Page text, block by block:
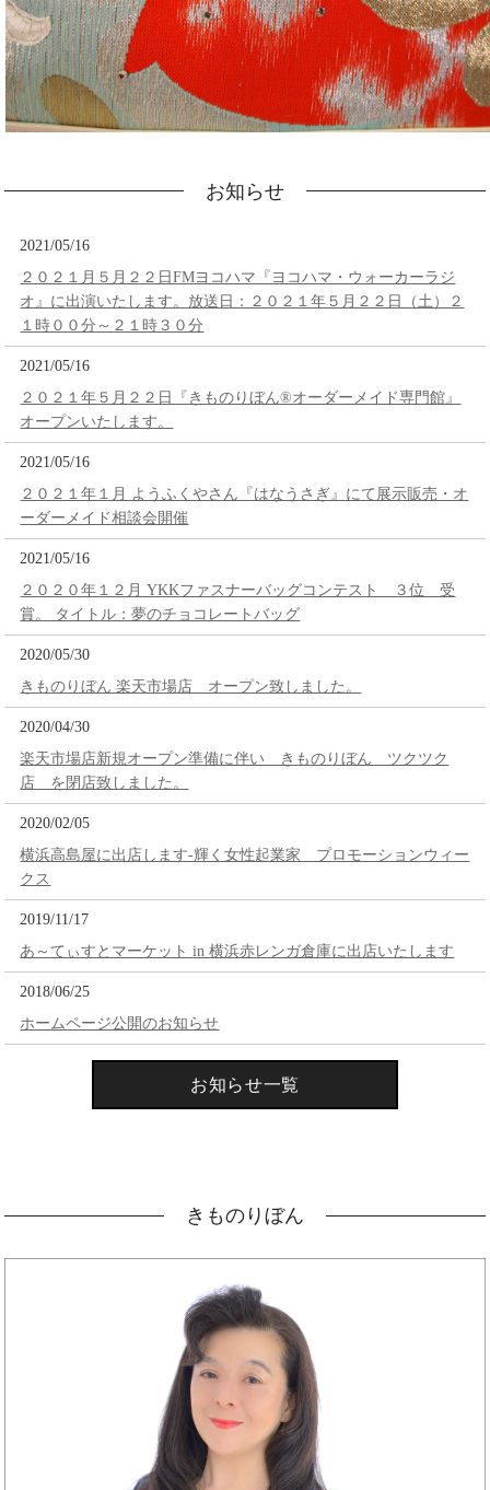
お知らせ
2021/05/16
２０２１月５月２２日FMヨコハマ『ヨコハマ・ウォーカーラジ
オ』に出演いたします。放送日：２０２１年５月２２日（土）２
１時００分～２１時３０分
2021/05/16
２０２１年５月２２日『きものりぼん®オーダーメイド専門館』
オープンいたします。
2021/05/16
２０２１年１月 ようふくやさん『はなうさぎ』にて展示販売・オ
ーダーメイド相談会開催
2021/05/16
２０２０年１２月 YKKファスナーバッグコンテスト ３位 受
賞。 タイトル：夢のチョコレートバッグ
2020/05/30
きものりぼん 楽天市場店 オープン致しました。
2020/04/30
楽天市場店新規オープン準備に伴い きものりぼん ツクツク
店 を閉店致しました。
2020/02/05
横浜高島屋に出店します-輝く女性起業家 プロモーションウィー
クス
2019/11/17
あ～てぃすとマーケット in 横浜赤レンガ倉庫に出店いたします
2018/06/25
ホームページ公開のお知らせ
お知らせ一覧
きものりぼん